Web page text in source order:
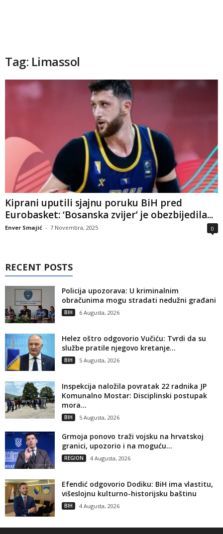
Tag: Limassol
Kiprani uputili sjajnu poruku BiH pred
Eurobasket: ‘Bosanska zvijer’ je obezbijedila...
Enver Smajić - 7 Novembra, 2025 0
RECENT POSTS
Policija upozorava: U kriminalnim
obračunima mogu stradati nedužni građani
BIH 6 Augusta, 2026
Helez oštro odgovorio Vučiću: Tvrdi da su
službe pratile njegovo kretanje...
BIH 5 Augusta, 2026
Inspekcija naložila povratak 22 radnika JP
Komunalno Mostar: Disciplinski postupak
mora...
BIH 5 Augusta, 2026
Grmoja ponovo traži vojsku na hrvatskoj
granici, upozorio i na moguću...
REGION 4 Augusta, 2026
Efendić odgovorio Dodiku: BiH ima vlastitu,
višeslojnu kulturno-historijsku baštinu
BIH 4 Augusta, 2026